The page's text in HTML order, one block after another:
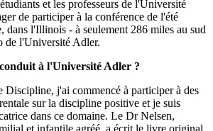
et les professeurs de l'Université
de participer à la conférence de l'été
l'Illinois - à seulement 286 miles au sud
de l'Université Adler.
à l'Université Adler ?
Discipline, j'ai commencé à participer à des
sur la discipline positive et je suis
dans ce domaine. Le Dr Nelsen,
et infantile agréé, a écrit le livre original